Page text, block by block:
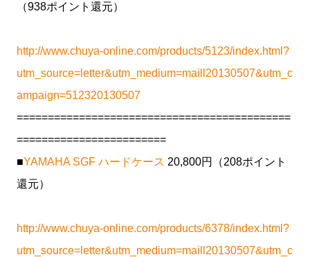
（938ポイント還元）
http://www.chuya-online.com/products/5123/index.html?
utm_source=letter&utm_medium=maill20130507&utm_c
ampaign=512320130507
============================================
========================
■YAMAHA SGF ハードケース 20,800円（208ポイント
還元）
http://www.chuya-online.com/products/6378/index.html?
utm_source=letter&utm_medium=maill20130507&utm_c